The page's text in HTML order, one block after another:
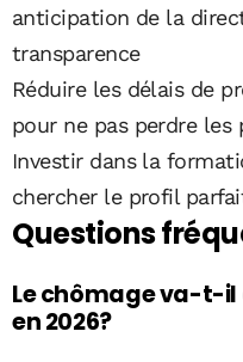
anticipation de la
transparence
Réduire les délais de
pour ne pas perdre les
Investir dans la
chercher le profil
Questions
Le chômage va-t-il
en 2026?